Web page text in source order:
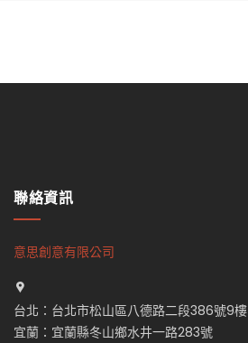
聯絡資訊
意思創意有限公司
台北：台北市松山區八德路二段386號9樓
宜蘭：宜蘭縣冬山鄉水井一路283號